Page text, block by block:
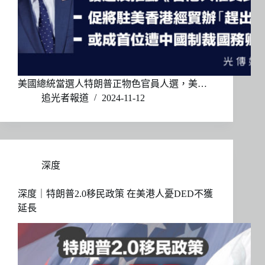
美國總統當選人特朗普正物色官員人選，美…
追光者報道
2024-11-12
深度
深度｜特朗普2.0移民政策 在美港人憂DED不獲
延長